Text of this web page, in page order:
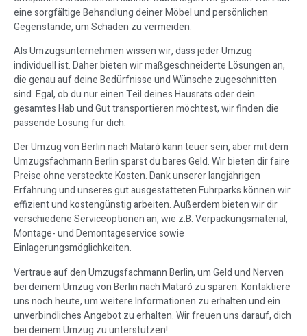
eine sorgfältige Behandlung deiner Möbel und persönlichen
Gegenstände, um Schäden zu vermeiden.
Als Umzugsunternehmen wissen wir, dass jeder Umzug
individuell ist. Daher bieten wir maßgeschneiderte Lösungen an,
die genau auf deine Bedürfnisse und Wünsche zugeschnitten
sind. Egal, ob du nur einen Teil deines Hausrats oder dein
gesamtes Hab und Gut transportieren möchtest, wir finden die
passende Lösung für dich.
Der Umzug von Berlin nach Mataró kann teuer sein, aber mit dem
Umzugsfachmann Berlin sparst du bares Geld. Wir bieten dir faire
Preise ohne versteckte Kosten. Dank unserer langjährigen
Erfahrung und unseres gut ausgestatteten Fuhrparks können wir
effizient und kostengünstig arbeiten. Außerdem bieten wir dir
verschiedene Serviceoptionen an, wie z.B. Verpackungsmaterial,
Montage- und Demontageservice sowie
Einlagerungsmöglichkeiten.
Vertraue auf den Umzugsfachmann Berlin, um Geld und Nerven
bei deinem Umzug von Berlin nach Mataró zu sparen. Kontaktiere
uns noch heute, um weitere Informationen zu erhalten und ein
unverbindliches Angebot zu erhalten. Wir freuen uns darauf, dich
bei deinem Umzug zu unterstützen!